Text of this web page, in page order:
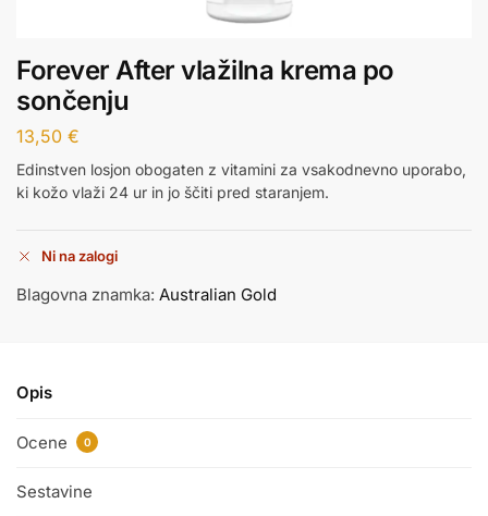
Forever After vlažilna krema po
sončenju
13,50 €
Edinstven losjon obogaten z vitamini za vsakodnevno uporabo,
ki kožo vlaži 24 ur in jo ščiti pred staranjem.
Ni na zalogi
Blagovna znamka: Australian Gold
Opis
Ocene 0
Sestavine